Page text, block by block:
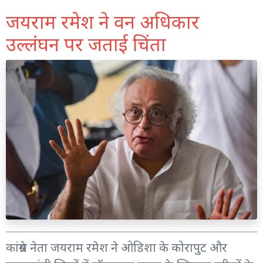
जयराम रमेश ने वन अधिकार
उल्लंघन पर जताई चिंता
कांग्रेस नेता जयराम रमेश ने ओडिशा के कोरापुट और